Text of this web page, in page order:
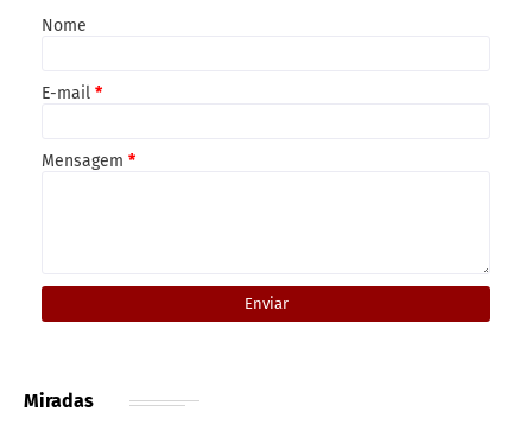
Nome
E-mail *
Mensagem *
Miradas